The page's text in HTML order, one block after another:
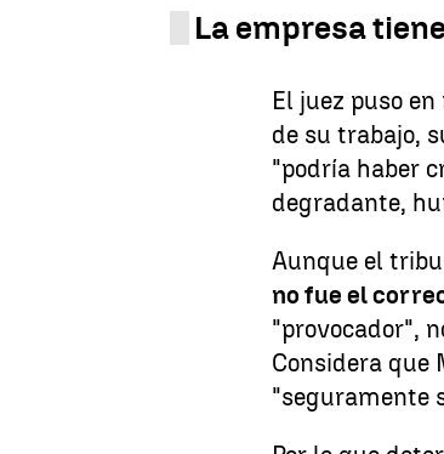
La empresa
El juez puso
de su trabajo,
"podría haber
degradante,
Aunque el
no fue el
"provocador",
Considera que
"seguramente